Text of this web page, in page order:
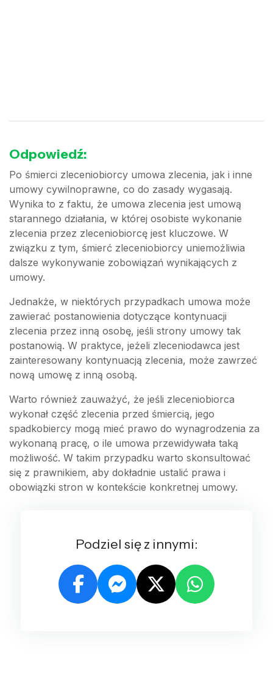
Odpowiedź:
Po śmierci zleceniobiorcy umowa zlecenia, jak i inne
umowy cywilnoprawne, co do zasady wygasają.
Wynika to z faktu, że umowa zlecenia jest umową
starannego działania, w której osobiste wykonanie
zlecenia przez zleceniobiorcę jest kluczowe. W
związku z tym, śmierć zleceniobiorcy uniemożliwia
dalsze wykonywanie zobowiązań wynikających z
umowy.
Jednakże, w niektórych przypadkach umowa może
zawierać postanowienia dotyczące kontynuacji
zlecenia przez inną osobę, jeśli strony umowy tak
postanowią. W praktyce, jeżeli zleceniodawca jest
zainteresowany kontynuacją zlecenia, może zawrzeć
nową umowę z inną osobą.
Warto również zauważyć, że jeśli zleceniobiorca
wykonał część zlecenia przed śmiercią, jego
spadkobiercy mogą mieć prawo do wynagrodzenia za
wykonaną pracę, o ile umowa przewidywała taką
możliwość. W takim przypadku warto skonsultować
się z prawnikiem, aby dokładnie ustalić prawa i
obowiązki stron w kontekście konkretnej umowy.
Podziel się z innymi: